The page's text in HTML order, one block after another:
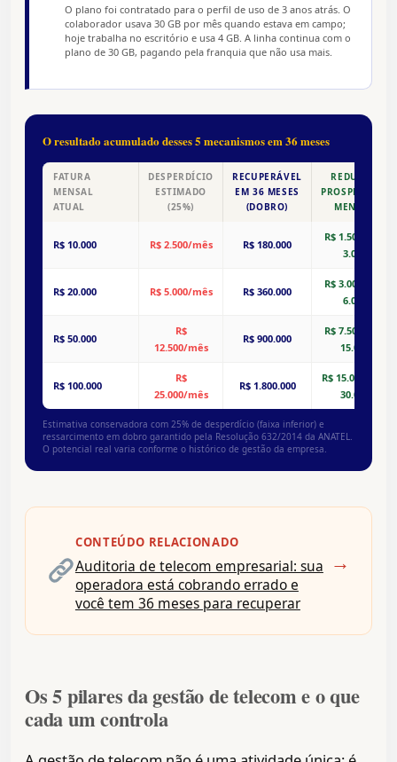
O plano foi contratado para o perfil de uso de 3 anos atrás. O
colaborador usava 30 GB por mês quando estava em campo;
hoje trabalha no escritório e usa 4 GB. A linha continua com o
plano de 30 GB, pagando pela franquia que não usa mais.
O resultado acumulado desses 5 mecanismos em 36 meses
FATURA
MENSAL
ATUAL
DESPERDÍCIO
ESTIMADO
(25%)
RECUPERÁVEL
EM 36 MESES
(DOBRO)
REDUÇÃO
PROSPECTIVA
MENSAL
R$ 10.000 R$ 2.500/mês R$ 180.000
R$ 1.500 a R$
3.000
R$ 20.000 R$ 5.000/mês R$ 360.000
R$ 3.000 a R$
6.000
R$ 50.000
R$
12.500/mês
R$ 900.000
R$ 7.500 a R$
15.000
R$ 100.000
R$
25.000/mês
R$ 1.800.000
R$ 15.000 a R$
30.000
Estimativa conservadora com 25% de desperdício (faixa inferior) e
ressarcimento em dobro garantido pela Resolução 632/2014 da ANATEL.
O potencial real varia conforme o histórico de gestão da empresa.
CONTEÚDO RELACIONADO
Auditoria de telecom empresarial: sua
operadora está cobrando errado e
você tem 36 meses para recuperar
→
Os 5 pilares da gestão de telecom e o que
cada um controla